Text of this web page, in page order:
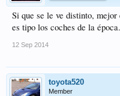
Si que se le ve distinto,
es tipo los coches de la época.
12 Sep 2014
toyota520
Member